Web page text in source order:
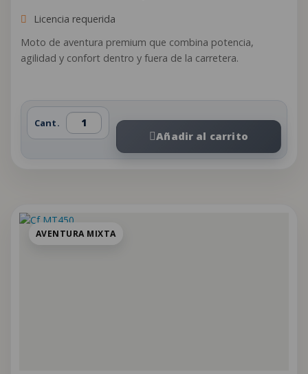
Licencia requerida
Moto de aventura premium que combina potencia,
agilidad y confort dentro y fuera de la carretera.
Cant.
Añadir al carrito
AVENTURA MIXTA